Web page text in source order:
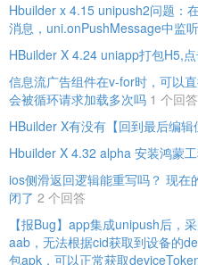
Hbuilder x 4.15 unipush2问题：
消息，uni.onPushMessage中监
HBuilder X 4.24 uniapp打包H5,
信息流广告组件在v-for时，可以
会被循环请求加载多次吗 1 个回答
HBuilder X有没有【回到最后编
Hbuilder X 4.32 alpha 安装鸿蒙
ios侧滑返回逻辑能重写吗？ 现在
闭了 2 个回答
【报Bug】app集成unipush后，
aab，无法根据cid获取到设备的
包apk，可以正常获取